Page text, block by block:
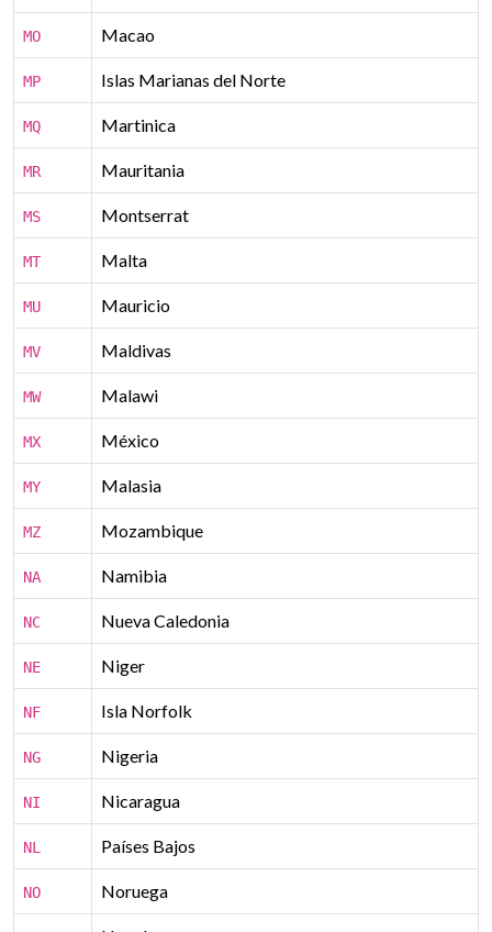
MO Macao
MP Islas Marianas del Norte
MQ Martinica
MR Mauritania
MS Montserrat
MT Malta
MU Mauricio
MV Maldivas
MW Malawi
MX México
MY Malasia
MZ Mozambique
NA Namibia
NC Nueva Caledonia
NE Niger
NF Isla Norfolk
NG Nigeria
NI Nicaragua
NL Países Bajos
NO Noruega